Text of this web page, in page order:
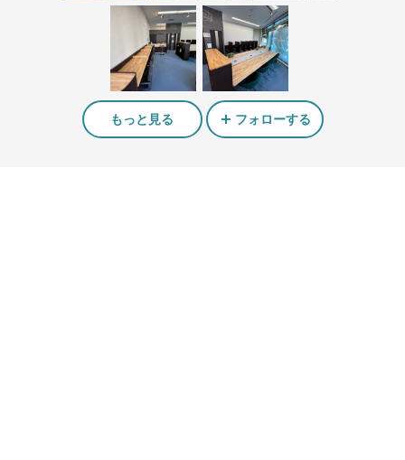
もっと見る フォローする